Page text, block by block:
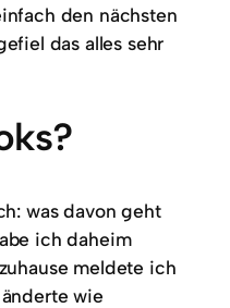
den nächsten
das alles sehr
was davon geht
ich daheim
meldete ich
wie